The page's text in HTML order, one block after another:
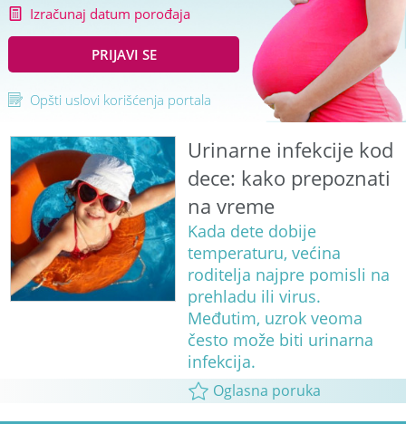
Izračunaj datum porođaja
PRIJAVI SE
Opšti uslovi korišćenja portala
Urinarne infekcije kod
dece: kako prepoznati
na vreme
Kada dete dobije
temperaturu, većina
roditelja najpre pomisli na
prehladu ili virus.
Međutim, uzrok veoma
često može biti urinarna
infekcija.
Oglasna poruka